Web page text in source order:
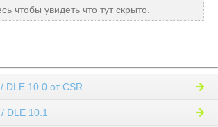
чтобы увидеть что тут скрыто.
10.0 от CSR
DLE 10.1